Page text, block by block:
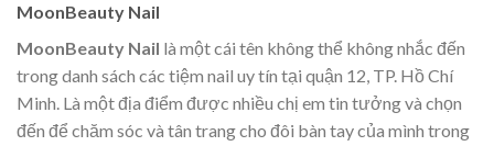
MoonBeauty Nail
MoonBeauty Nail là một cái tên không thể không nhắc đến
trong danh sách các tiệm nail uy tín tại quận 12, TP. Hồ Chí
Minh. Là một địa điểm được nhiều chị em tin tưởng và chọn
đến để chăm sóc và tân trang cho đôi bàn tay của mình trong